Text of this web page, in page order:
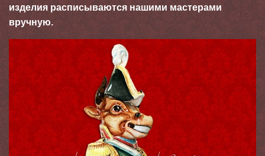
изделия расписываются нашими мастерами
вручную.